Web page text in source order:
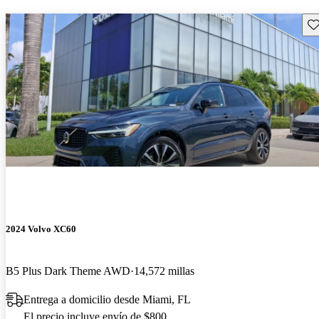
2024 Volvo XC60
B5 Plus Dark Theme AWD 14,572 millas
Entrega a domicilio desde Miami, FL